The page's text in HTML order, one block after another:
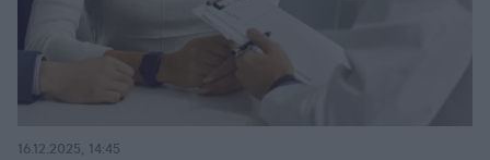
16.12.2025, 14:45